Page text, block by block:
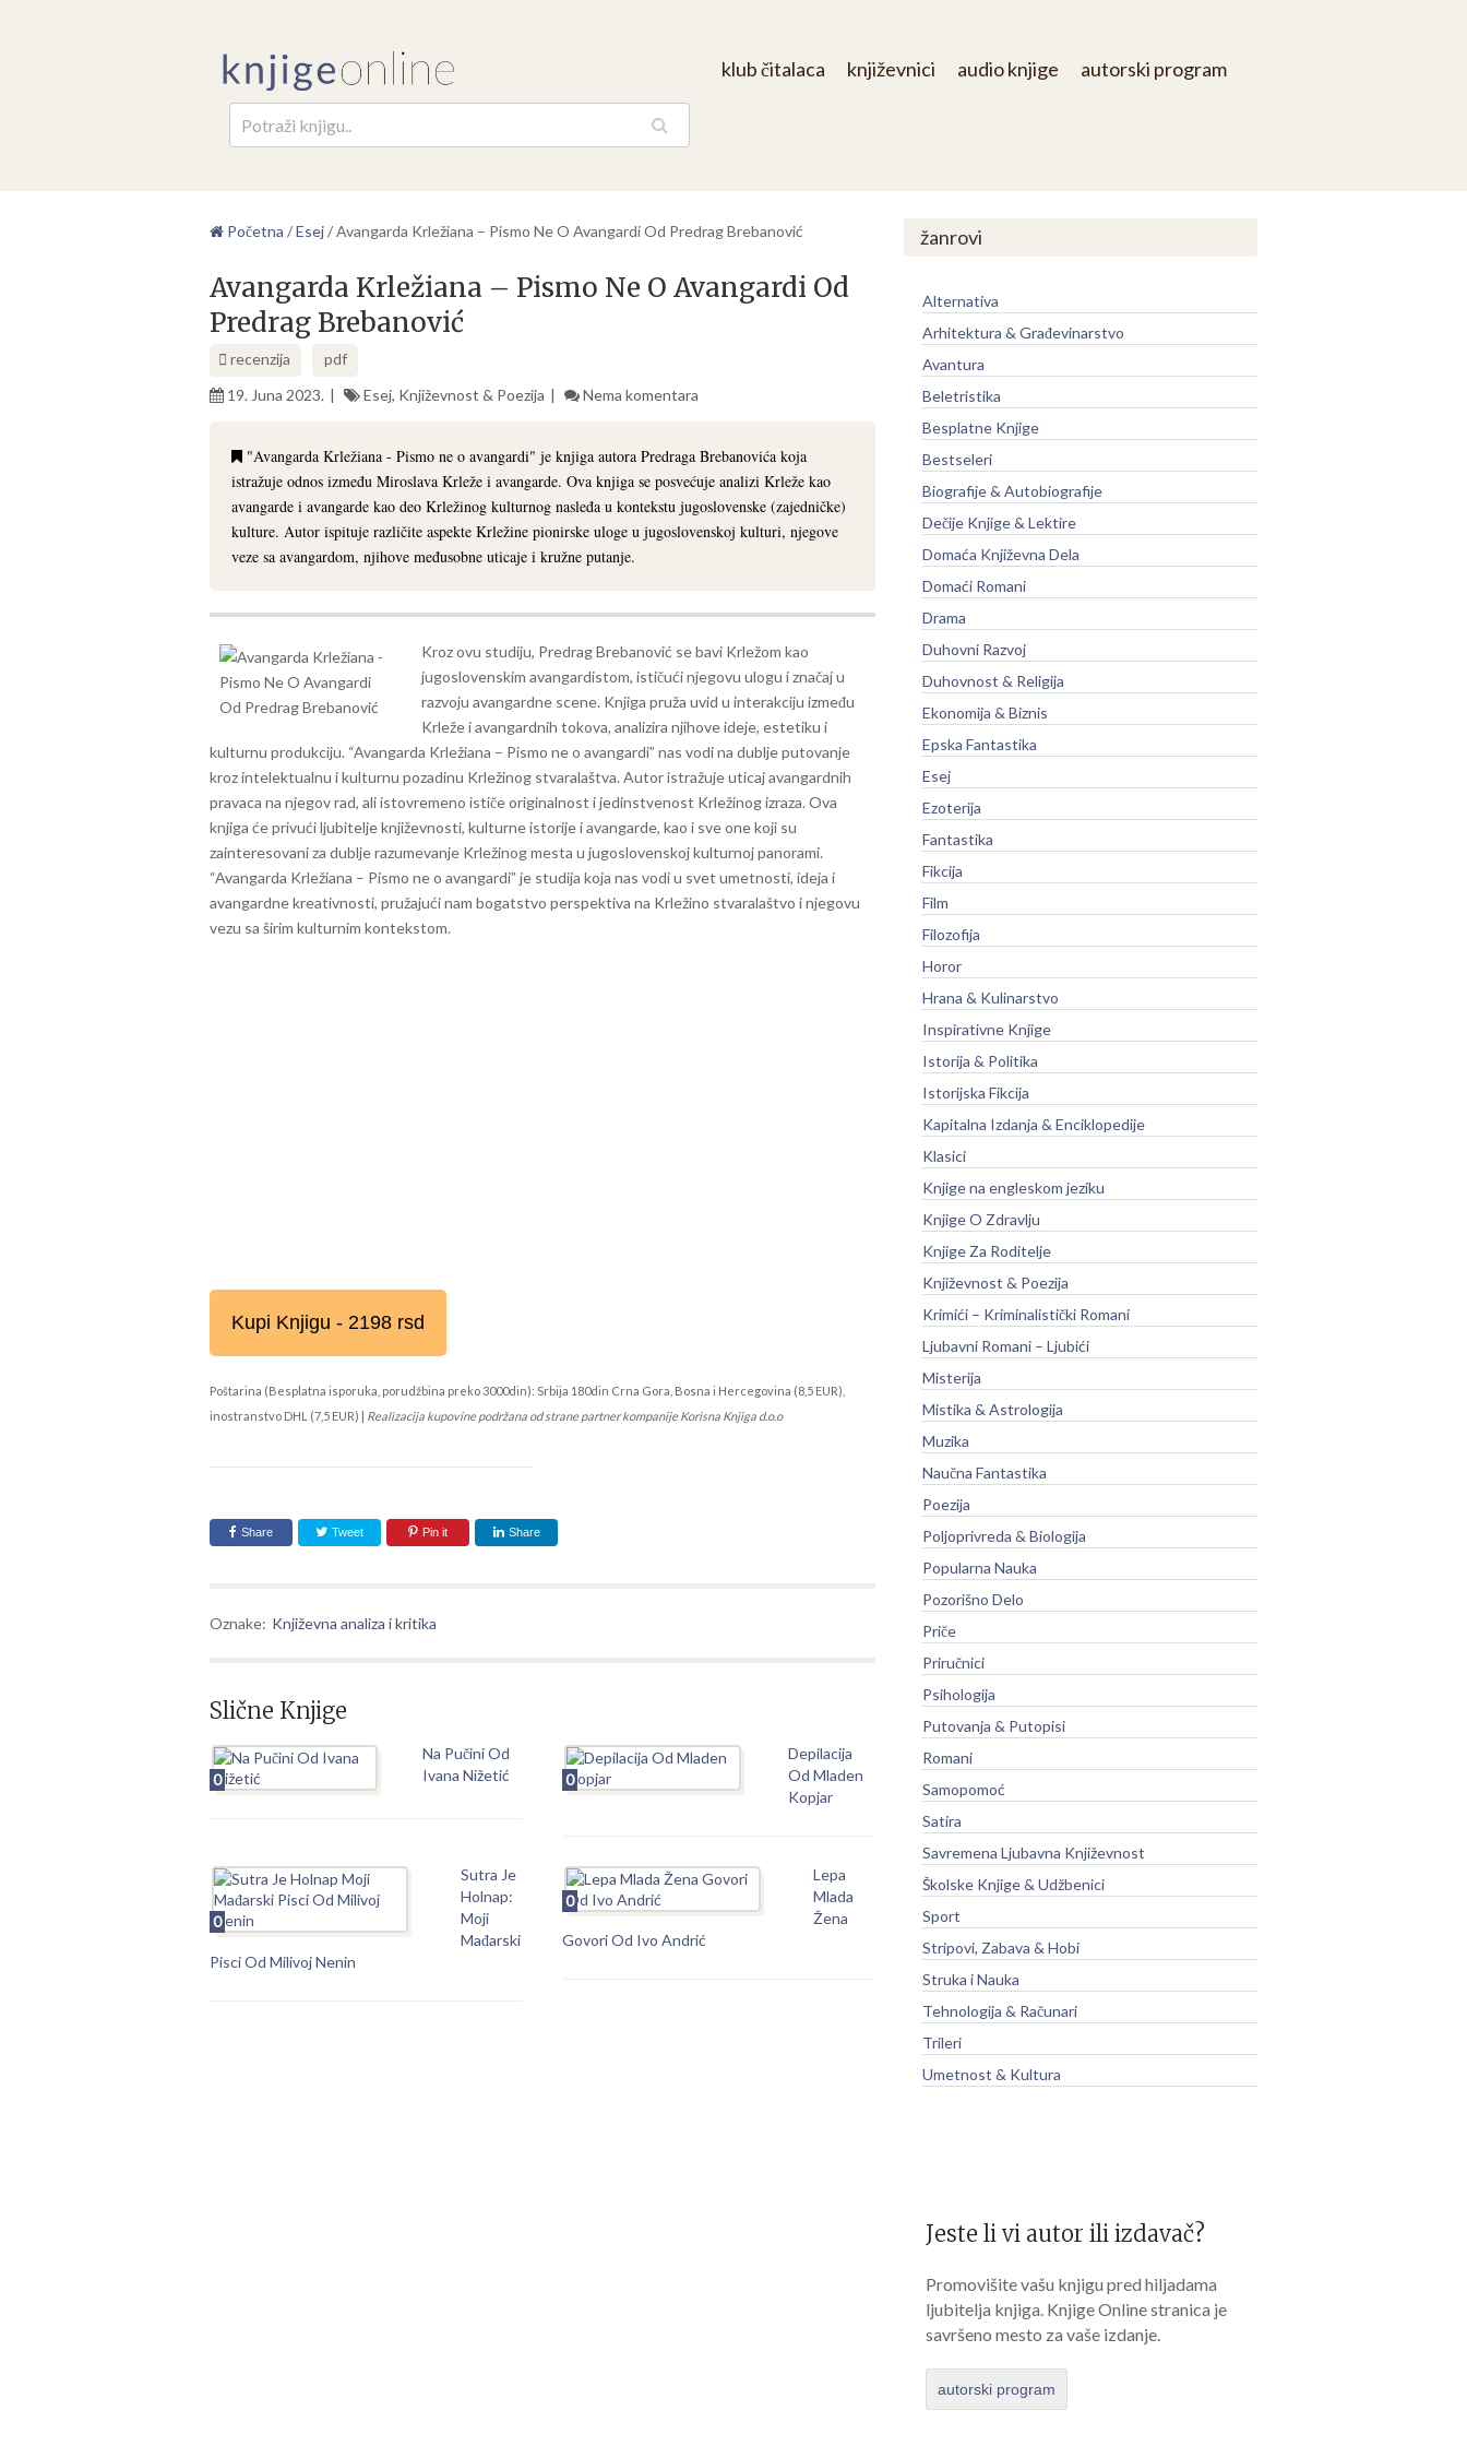
klub čitalaca književnici audio knjige autorski program
Početna /Esej/Avangarda Krležiana – Pismo Ne O Avangardi Od Predrag Brebanović
Avangarda Krležiana – Pismo Ne O Avangardi Od
Predrag Brebanović
recenzija
pdf
19. Juna 2023.
Esej, Književnost & Poezija Nema komentara
"Avangarda Krležiana - Pismo ne o avangardi" je knjiga autora Predraga Brebanovića koja
istražuje odnos između Miroslava Krleže i avangarde. Ova knjiga se posvećuje analizi Krleže kao
avangarde i avangarde kao deo Krležinog kulturnog nasleđa u kontekstu jugoslovenske (zajedničke)
kulture. Autor ispituje različite aspekte Krležine pionirske uloge u jugoslovenskoj kulturi, njegove
veze sa avangardom, njihove međusobne uticaje i kružne putanje.
Kroz ovu studiju, Predrag Brebanović se bavi Krležom kao
jugoslovenskim avangardistom, ističući njegovu ulogu i značaj u
razvoju avangardne scene. Knjiga pruža uvid u interakciju između
Krleže i avangardnih tokova, analizira njihove ideje, estetiku i
kulturnu produkciju. “Avangarda Krležiana – Pismo ne o avangardi” nas vodi na dublje putovanje
kroz intelektualnu i kulturnu pozadinu Krležinog stvaralaštva. Autor istražuje uticaj avangardnih
pravaca na njegov rad, ali istovremeno ističe originalnost i jedinstvenost Krležinog izraza. Ova
knjiga će privući ljubitelje književnosti, kulturne istorije i avangarde, kao i sve one koji su
zainteresovani za dublje razumevanje Krležinog mesta u jugoslovenskoj kulturnoj panorami.
“Avangarda Krležiana – Pismo ne o avangardi” je studija koja nas vodi u svet umetnosti, ideja i
avangardne kreativnosti, pružajući nam bogatstvo perspektiva na Krležino stvaralaštvo i njegovu
vezu sa širim kulturnim kontekstom.
Kupi Knjigu - 2198 rsd
Poštarina (Besplatna isporuka, porudžbina preko 3000din): Srbija 180din Crna Gora, Bosna i Hercegovina (8,5 EUR),
inostranstvo DHL (7,5 EUR) | Realizacija kupovine podržana od strane partner kompanije Korisna Knjiga d.o.o
Share Tweet Pin it Share
Oznake: Književna analiza i kritika
Slične Knjige
0
Na Pučini Od
Ivana Nižetić
0
Depilacija
Od Mladen
Kopjar
0
Sutra Je
Holnap:
Moji
Mađarski
Pisci Od Milivoj Nenin
0
Lepa
Mlada
Žena
Govori Od Ivo Andrić
žanrovi
Alternativa
Arhitektura & Građevinarstvo
Avantura
Beletristika
Besplatne Knjige
Bestseleri
Biografije & Autobiografije
Dečije Knjige & Lektire
Domaća Književna Dela
Domaći Romani
Drama
Duhovni Razvoj
Duhovnost & Religija
Ekonomija & Biznis
Epska Fantastika
Esej
Ezoterija
Fantastika
Fikcija
Film
Filozofija
Horor
Hrana & Kulinarstvo
Inspirativne Knjige
Istorija & Politika
Istorijska Fikcija
Kapitalna Izdanja & Enciklopedije
Klasici
Knjige na engleskom jeziku
Knjige O Zdravlju
Knjige Za Roditelje
Književnost & Poezija
Krimići – Kriminalistički Romani
Ljubavni Romani – Ljubići
Misterija
Mistika & Astrologija
Muzika
Naučna Fantastika
Poezija
Poljoprivreda & Biologija
Popularna Nauka
Pozorišno Delo
Priče
Priručnici
Psihologija
Putovanja & Putopisi
Romani
Samopomoć
Satira
Savremena Ljubavna Književnost
Školske Knjige & Udžbenici
Sport
Stripovi, Zabava & Hobi
Struka i Nauka
Tehnologija & Računari
Trileri
Umetnost & Kultura
Jeste li vi autor ili izdavač?
Promovišite vašu knjigu pred hiljadama
ljubitelja knjiga. Knjige Online stranica je
savršeno mesto za vaše izdanje.
autorski program